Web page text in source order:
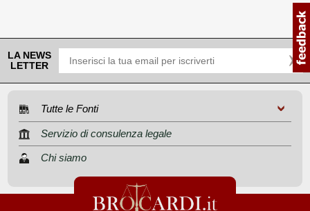
LA NEWS
LETTER
Tutte le Fonti
Servizio di consulenza legale
Chi siamo